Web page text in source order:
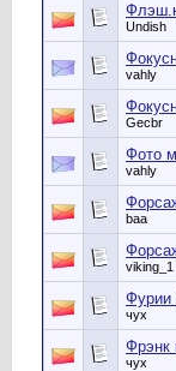
Undish
vahly
Gecbr
Фото
vahly
baa
viking_1
Фурии
чух
Фрэнк
чух